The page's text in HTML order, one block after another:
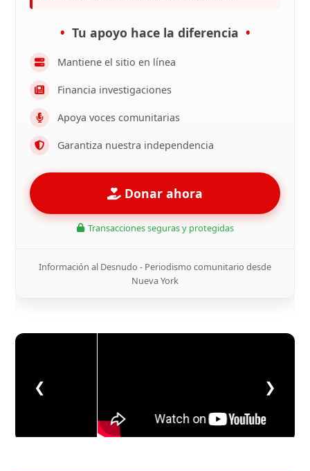
Tu apoyo hace la diferencia
Mantiene el sitio en línea
Financia investigaciones
Apoya voces comunitarias
Garantiza nuestra independencia
Donar ahora
Transacciones seguras y protegidas
Información al Desnudo - Periodismo comunitario desde
Nueva York
❮ ❯